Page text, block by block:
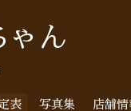
ゃん
表 写真集 店舗情